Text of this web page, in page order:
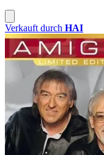
Verkauft durch HAI